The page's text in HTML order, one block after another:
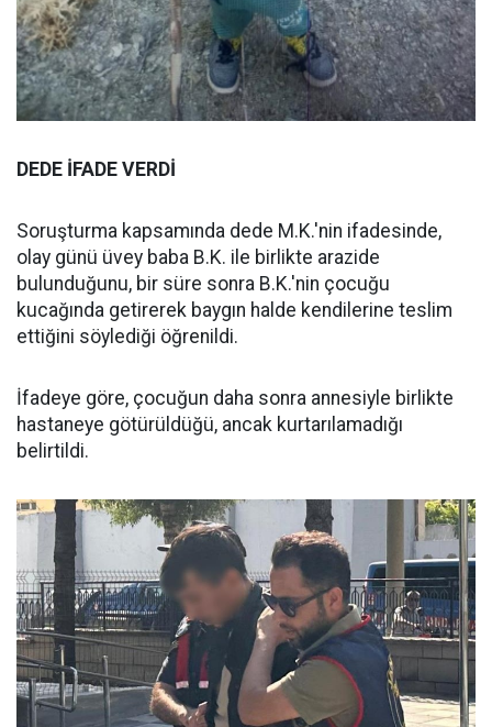
DEDE İFADE VERDİ
Soruşturma kapsamında dede M.K.'nin ifadesinde,
olay günü üvey baba B.K. ile birlikte arazide
bulunduğunu, bir süre sonra B.K.'nin çocuğu
kucağında getirerek baygın halde kendilerine teslim
ettiğini söylediği öğrenildi.
İfadeye göre, çocuğun daha sonra annesiyle birlikte
hastaneye götürüldüğü, ancak kurtarılamadığı
belirtildi.